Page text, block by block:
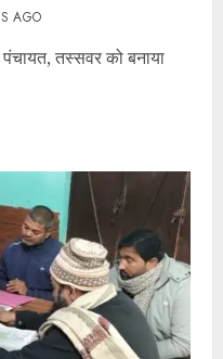
AGO
तस्सवर को बनाया